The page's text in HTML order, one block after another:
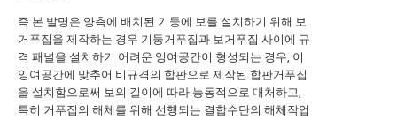
즉 본 발명은 양측에 배치된 기둥에 보를 설치하기 위해 보
거푸집을 제작하는 경우 기둥거푸집과 보거푸집 사이에 규
격 패널을 설치하기 어려운 잉여공간이 형성되는 경우, 이
잉여공간에 맞추어 비규격의 합판으로 제작된 합판거푸집
을 설치함으로써 보의 길이에 따라 능동적으로 대처하고,
특히 거푸집의 해체를 위해 선행되는 결합수단의 해체작업